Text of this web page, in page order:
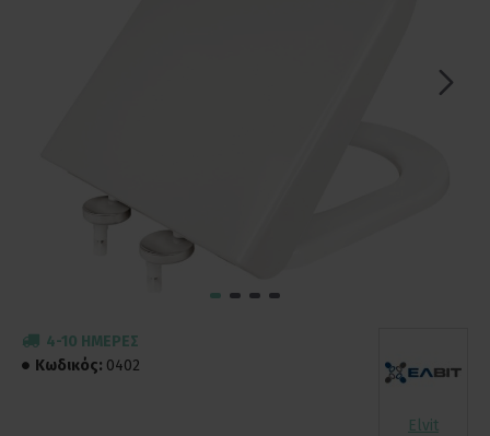
4-10 ΗΜΈΡΕΣ
Κωδικός: 0402
Elvit